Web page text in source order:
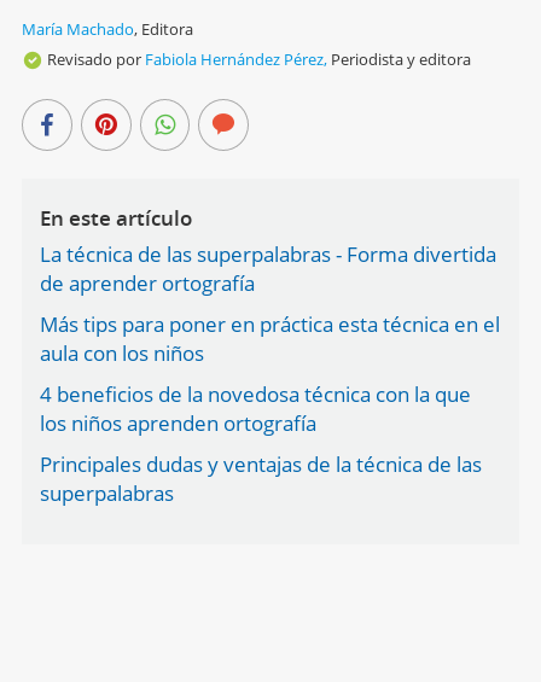
María Machado, Editora
Revisado por Fabiola Hernández Pérez, Periodista y editora
En este artículo
La técnica de las superpalabras - Forma divertida
de aprender ortografía
Más tips para poner en práctica esta técnica en el
aula con los niños
4 beneficios de la novedosa técnica con la que
los niños aprenden ortografía
Principales dudas y ventajas de la técnica de las
superpalabras